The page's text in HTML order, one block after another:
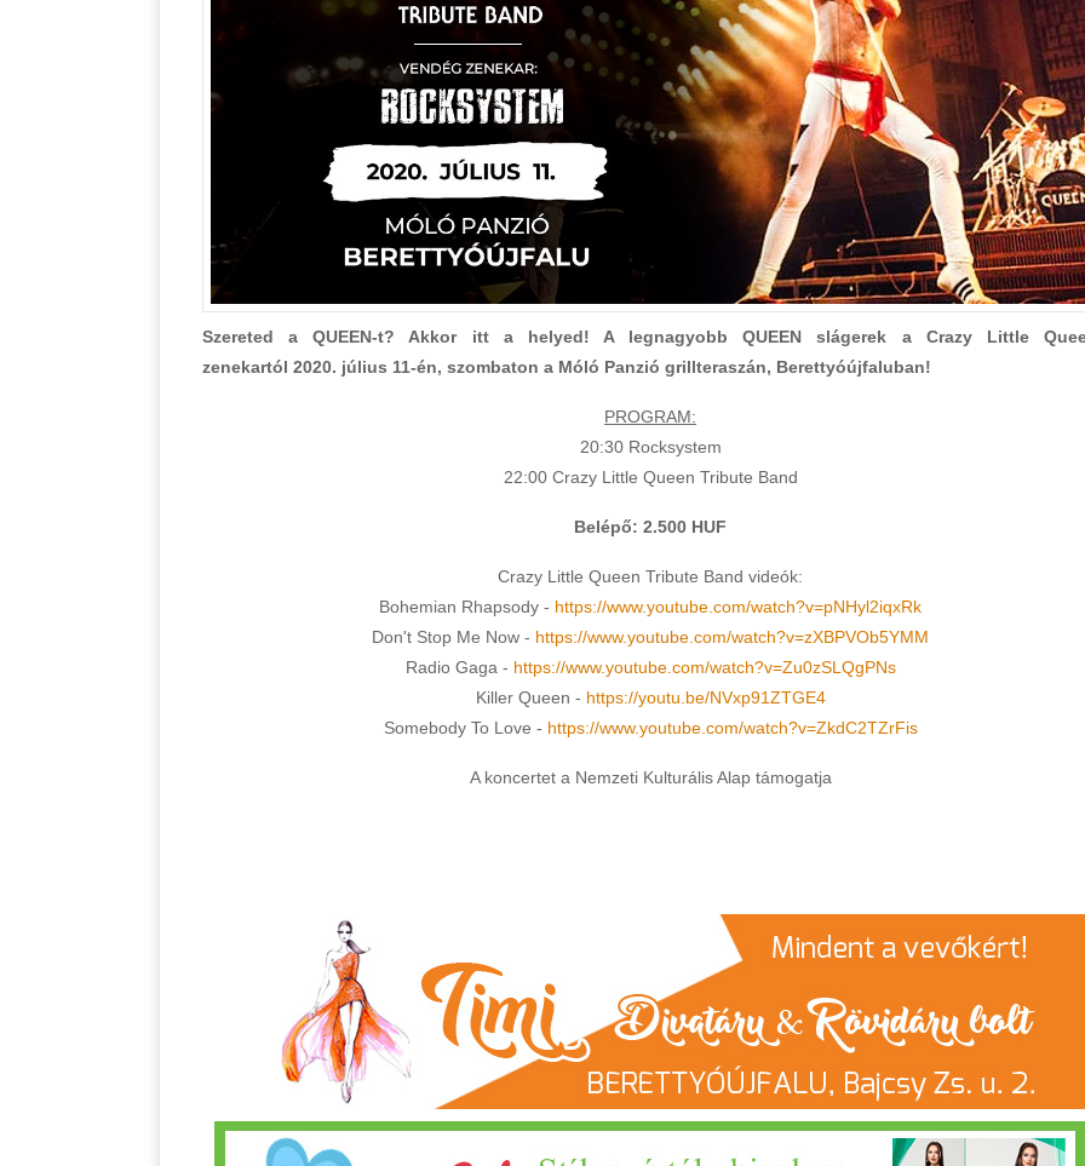
Szereted a QUEEN-t? Akkor itt a helyed! A legnagyobb QUEEN slágerek a Crazy Little
zenekartól 2020. július 11-én, szombaton a Móló Panzió grillteraszán, Berettyóújfaluban!
PROGRAM:
20:30 Rocksystem
22:00 Crazy Little Queen Tribute Band
Belépő: 2.500 HUF
Crazy Little Queen Tribute Band videók:
Bohemian Rhapsody - https://www.youtube.com/watch?v=pNHyl2iqxRk
Don't Stop Me Now - https://www.youtube.com/watch?v=zXBPVOb5YMM
Radio Gaga - https://www.youtube.com/watch?v=Zu0zSLQgPNs
Killer Queen - https://youtu.be/NVxp91ZTGE4
Somebody To Love - https://www.youtube.com/watch?v=ZkdC2TZrFis
A koncertet a Nemzeti Kulturális Alap támogatja